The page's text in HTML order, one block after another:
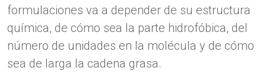
formulaciones va a depender de su estructura
química, de cómo sea la parte hidrofóbica, del
número de unidades en la molécula y de cómo
sea de larga la cadena grasa.